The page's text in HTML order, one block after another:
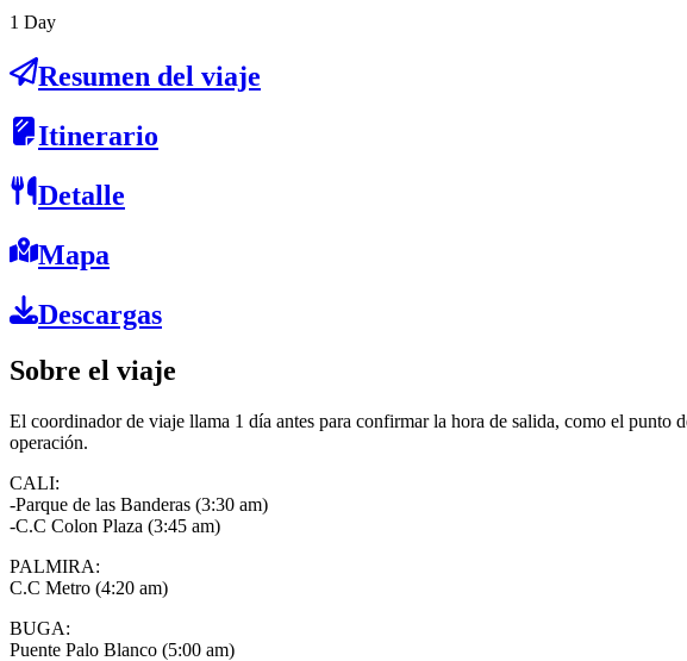
1 Day
Resumen del viaje
Itinerario
Detalle
Mapa
Descargas
Sobre el viaje
El coordinador de viaje llama 1 día antes para confirmar la hora de salida, como el punto
operación.
CALI:
-Parque de las Banderas (3:30 am)
-C.C Colon Plaza (3:45 am)
PALMIRA:
C.C Metro (4:20 am)
BUGA:
Puente Palo Blanco (5:00 am)